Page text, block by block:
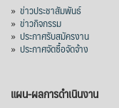
» ข่าวประชาสัมพันธ์
» ข่าวกิจกรรม
» ประกาศรับสมัครงาน
» ประกาศจัดซื้อจัดจ้าง
แผน-ผลการดำเนินงาน